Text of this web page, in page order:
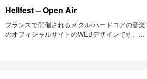
Hellfest – Open Air
フランスで開催されるメタル/ハードコアの音
のオフィシャルサイトのWEBデザインです。...